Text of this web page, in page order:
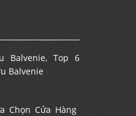
Balvenie, Top 6
Balvenie
Chọn Cửa Hàng